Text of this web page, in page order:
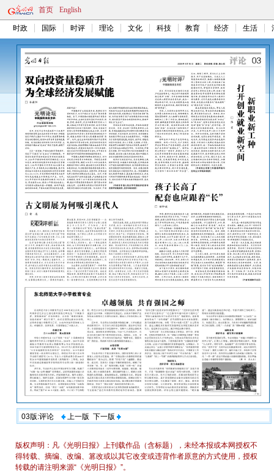
首页 English
时政 国际 时评 理论 文化 科技 教育 经济 生活
03版:评论 上一版 下一版